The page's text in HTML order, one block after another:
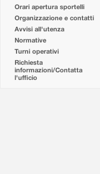
Orari apertura sportelli
Organizzazione e contatti
Avvisi all'utenza
Normative
Turni operativi
Richiesta
informazioni/Contatta
l'ufficio